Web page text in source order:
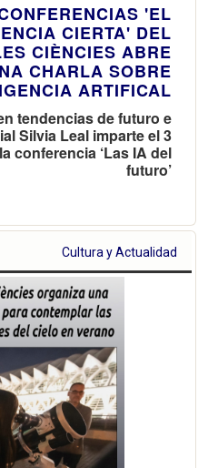
'EL
CIERTA' DEL
CIÈNCIES ABRE
CHARLA SOBRE
ARTIFICAL
tendencias de futuro e
Silvia Leal imparte el 3
conferencia ‘Las IA del
futuro’
Cultura y Actualidad